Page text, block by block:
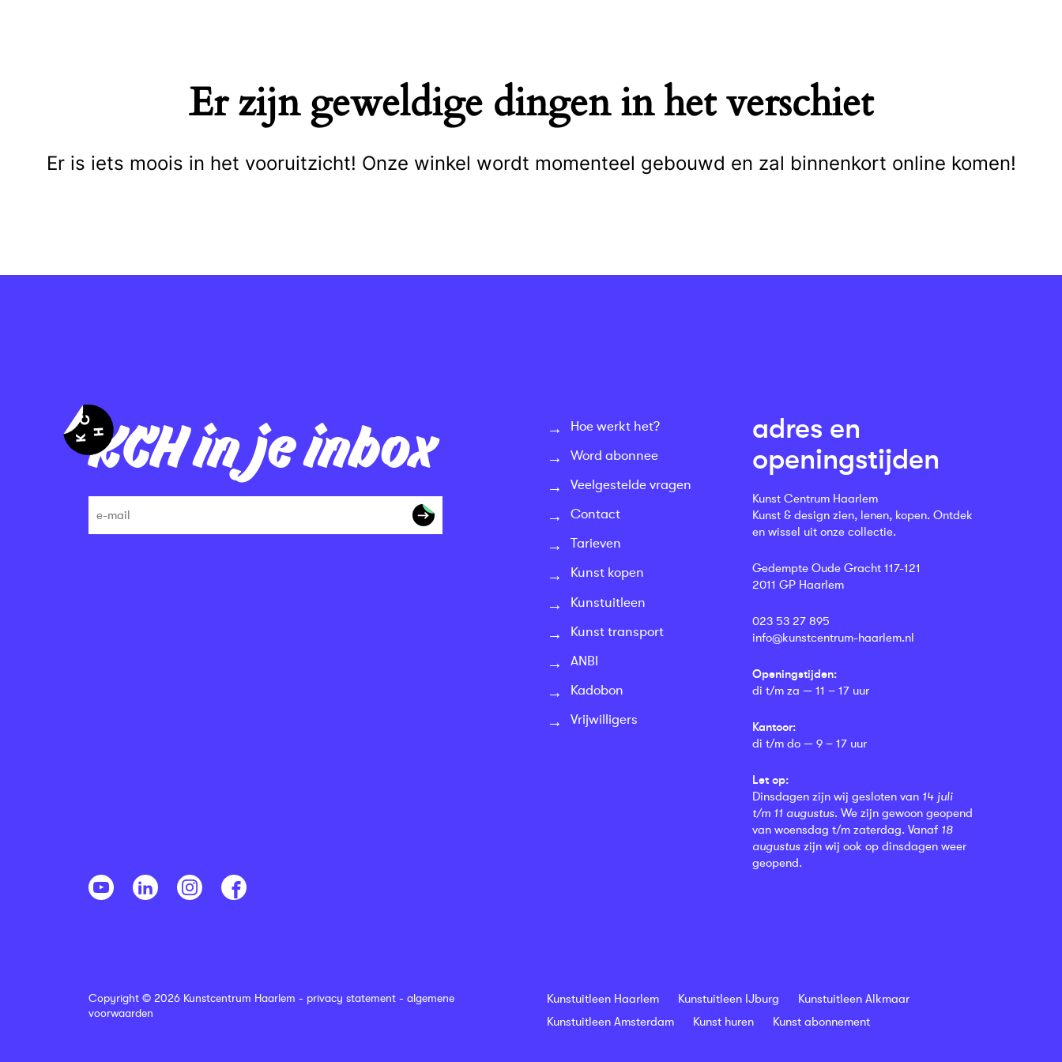
Er zijn geweldige dingen in het verschiet
Er is iets moois in het vooruitzicht! Onze winkel wordt momenteel gebouwd en zal binnenkort online komen!
KCH in je inbox
Hoe werkt het?
Word abonnee
Veelgestelde vragen
Contact
Tarieven
Kunst kopen
Kunstuitleen
Kunst transport
ANBI
Kadobon
Vrijwilligers
adres en
openingstijden
Kunst Centrum Haarlem
Kunst & design zien, lenen, kopen. Ontdek
en wissel uit onze collectie.
Gedempte Oude Gracht 117-121
2011 GP Haarlem
023 53 27 895
info@kunstcentrum-haarlem.nl
Openingstijden:
di t/m za — 11 – 17 uur
Kantoor:
di t/m do — 9 – 17 uur
Let op:
Dinsdagen zijn wij gesloten van 14 juli
t/m 11 augustus. We zijn gewoon geopend
van woensdag t/m zaterdag. Vanaf 18
augustus zijn wij ook op dinsdagen weer
geopend.
Copyright © 2026 Kunstcentrum Haarlem - privacy statement - algemene
voorwaarden
Kunstuitleen Haarlem Kunstuitleen IJburg
Kunstuitleen Alkmaar
Kunstuitleen Amsterdam
Kunst huren Kunst abonnement